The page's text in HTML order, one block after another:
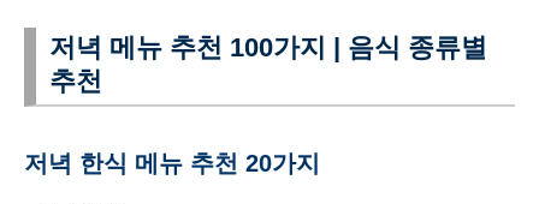
저녁 메뉴 추천 100가지 | 음식 종류별
추천
저녁 한식 메뉴 추천 20가지